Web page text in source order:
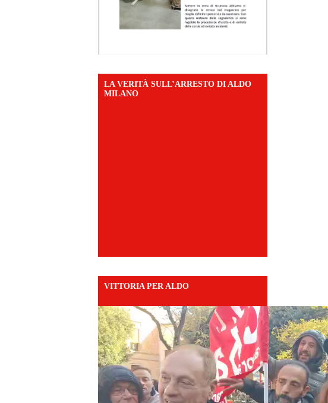
LA VERITÀ SULL’ARRESTO DI ALDO
MILANO
VITTORIA PER ALDO